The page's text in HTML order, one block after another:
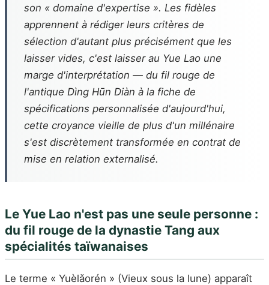
son « domaine d'expertise ». Les fidèles
apprennent à rédiger leurs critères de
sélection d'autant plus précisément que les
laisser vides, c'est laisser au Yue Lao une
marge d'interprétation — du fil rouge de
l'antique Dìng Hūn Diàn à la fiche de
spécifications personnalisée d'aujourd'hui,
cette croyance vieille de plus d'un millénaire
s'est discrètement transformée en contrat de
mise en relation externalisé.
Le Yue Lao n'est pas une seule personne :
du fil rouge de la dynastie Tang aux
spécialités taïwanaises
Le terme « Yuèlǎorén » (Vieux sous la lune) apparaît